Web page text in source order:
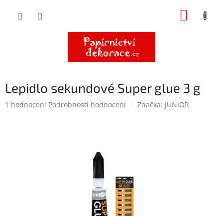
Lepidlo sekundové Super glue 3 g
Průměrné
1 hodnocení Podrobnosti hodnocení Značka: JUNIOR